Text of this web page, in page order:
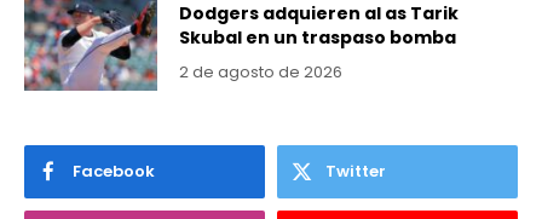
Dodgers adquieren al as Tarik
Skubal en un traspaso bomba
2 de agosto de 2026
Facebook Twitter